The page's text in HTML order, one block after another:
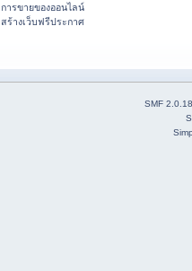
การขายของออนไลน์
สร้างเว็บฟรีประกาศ
SMF 2.0.18